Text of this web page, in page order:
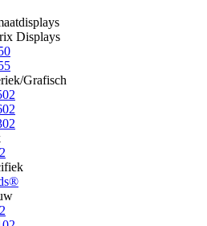
Displays
Grafisch